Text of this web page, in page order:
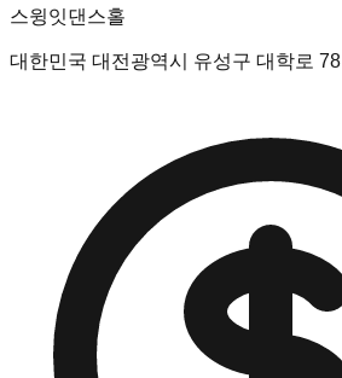
스윙잇댄스홀
대한민국 대전광역시 유성구 대학로 78